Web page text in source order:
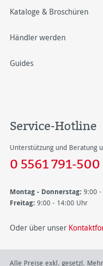
Kataloge & Broschüren
Händler werden
Guides
Service-Hotline
Unterstützung und Beratung
0 5561 791-500
Montag - Donnerstag: 9:00
Freitag: 9:00 - 14:00 Uhr
Oder über unser
Alle Preise exkl. gesetzl.